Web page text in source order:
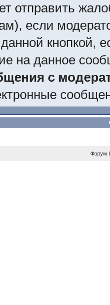
отправить
если
данной кнопкой,
на данное
с
Форум